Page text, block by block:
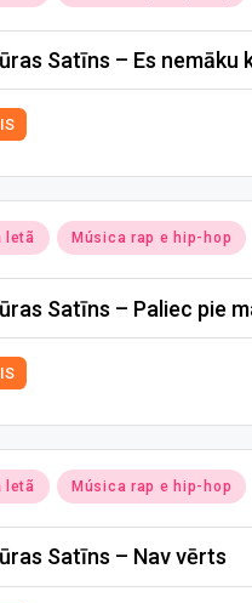
Satīns – Es nemāku
letã Música rap e hip-hop
Satīns – Paliec pie
letã Música rap e hip-hop
Satīns – Nav vērts